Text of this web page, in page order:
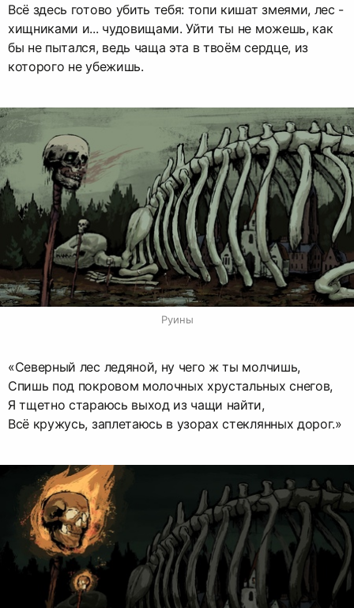
Всё здесь готово убить тебя: топи кишат змеями, лес -
хищниками и... чудовищами. Уйти ты не можешь, как
бы не пытался, ведь чаща эта в твоём сердце, из
которого не убежишь.
Руины
«Северный лес ледяной, ну чего ж ты молчишь,
Спишь под покровом молочных хрустальных снегов,
Я тщетно стараюсь выход из чащи найти,
Всё кружусь, заплетаюсь в узорах стеклянных дорог.»